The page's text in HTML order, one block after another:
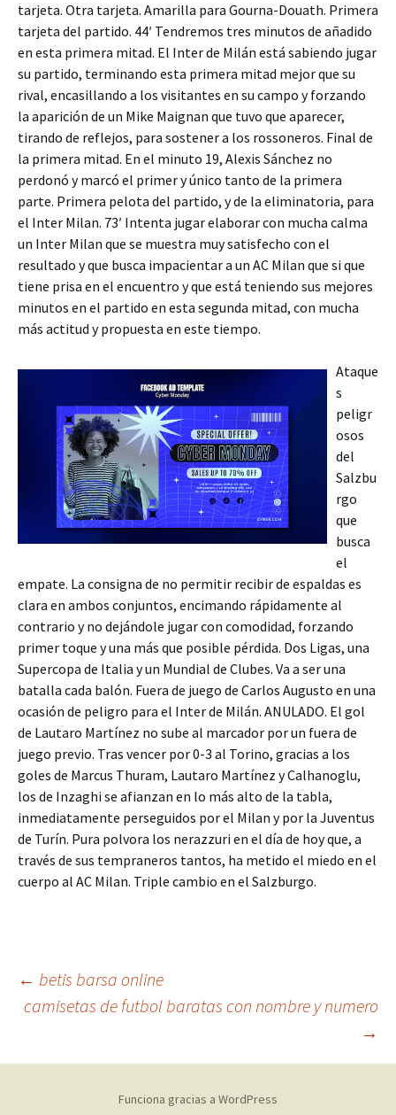
tarjeta. Otra tarjeta. Amarilla para Gourna-Douath. Primera
tarjeta del partido. 44′ Tendremos tres minutos de añadido
en esta primera mitad. El Inter de Milán está sabiendo jugar
su partido, terminando esta primera mitad mejor que su
rival, encasillando a los visitantes en su campo y forzando
la aparición de un Mike Maignan que tuvo que aparecer,
tirando de reflejos, para sostener a los rossoneros. Final de
la primera mitad. En el minuto 19, Alexis Sánchez no
perdonó y marcó el primer y único tanto de la primera
parte. Primera pelota del partido, y de la eliminatoria, para
el Inter Milan. 73′ Intenta jugar elaborar con mucha calma
un Inter Milan que se muestra muy satisfecho con el
resultado y que busca impacientar a un AC Milan que si que
tiene prisa en el encuentro y que está teniendo sus mejores
minutos en el partido en esta segunda mitad, con mucha
más actitud y propuesta en este tiempo.
Ataque
s
peligr
osos
del
Salzbu
rgo
que
busca
el
empate. La consigna de no permitir recibir de espaldas es
clara en ambos conjuntos, encimando rápidamente al
contrario y no dejándole jugar con comodidad, forzando
primer toque y una más que posible pérdida. Dos Ligas, una
Supercopa de Italia y un Mundial de Clubes. Va a ser una
batalla cada balón. Fuera de juego de Carlos Augusto en una
ocasión de peligro para el Inter de Milán. ANULADO. El gol
de Lautaro Martínez no sube al marcador por un fuera de
juego previo. Tras vencer por 0-3 al Torino, gracias a los
goles de Marcus Thuram, Lautaro Martínez y Calhanoglu,
los de Inzaghi se afianzan en lo más alto de la tabla,
inmediatamente perseguidos por el Milan y por la Juventus
de Turín. Pura polvora los nerazzuri en el día de hoy que, a
través de sus tempraneros tantos, ha metido el miedo en el
cuerpo al AC Milan. Triple cambio en el Salzburgo.
Navegación
entradas
← betis barsa online
camisetas de futbol baratas con nombre y numero
→
Funciona gracias a WordPress